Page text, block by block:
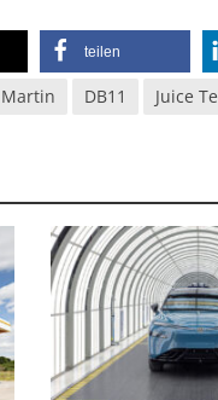
teilen
DB11 Juice